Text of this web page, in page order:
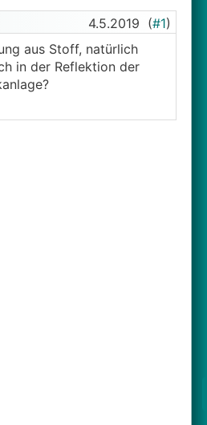
4.5.2019 (#1)
aus Stoff, natürlich
in der Reflektion der